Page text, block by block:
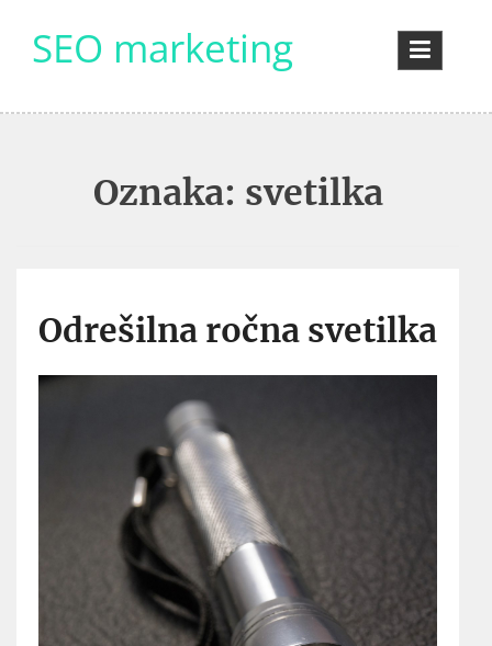
contentSEO marketing
Oznaka: svetilka
Odrešilna ročna svetilka